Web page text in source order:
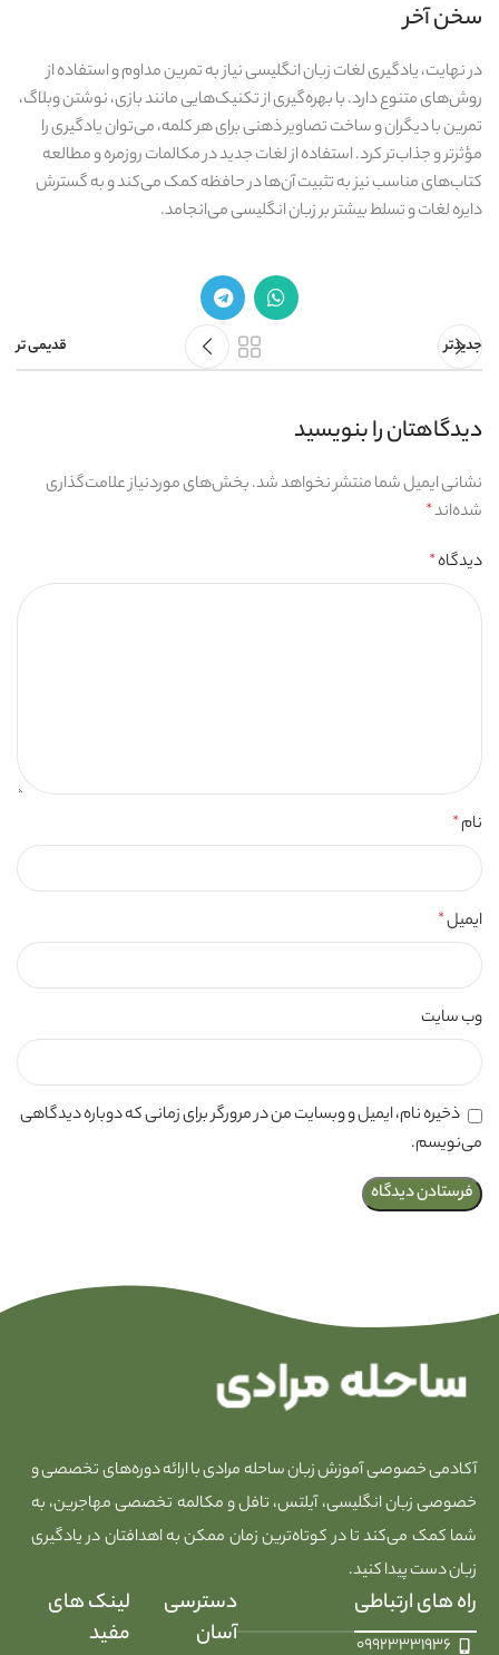
سخن آخر
در نهایت، یادگیری لغات زبان انگلیسی نیاز به تمرین مداوم و استفاده از
روش‌های متنوع دارد. با بهره‌گیری از تکنیک‌هایی مانند بازی، نوشتن وبلاگ،
تمرین با دیگران و ساخت تصاویر ذهنی برای هر کلمه، می‌توان یادگیری را
مؤثرتر و جذاب‌تر کرد. استفاده از لغات جدید در مکالمات روزمره و مطالعه
کتاب‌های مناسب نیز به تثبیت آن‌ها در حافظه کمک می‌کند و به گسترش
دایره لغات و تسلط بیشتر بر زبان انگلیسی می‌انجامد.
جدیدتر قدیمی تر
دیدگاهتان را بنویسید
نشانی ایمیل شما منتشر نخواهد شد.بخش‌های موردنیاز علامت‌گذاری
شده‌اند*
دیدگاه*
نام*
ایمیل*
وب‌ سایت
ذخیره نام، ایمیل و وبسایت من در مرورگر برای زمانی که دوباره دیدگاهی
می‌نویسم.
آکادمی خصوصی آموزش زبان ساحله مرادی با ارائه دوره‌های تخصصی و
خصوصی زبان انگلیسی، آیلتس، تافل و مکالمه تخصصی مهاجرین، به
شما کمک می‌کند تا در کوتاه‌ترین زمان ممکن به اهدافتان در یادگیری
زبان دست پیدا کنید.
راه های ارتباطی
۰۹۹۲۳۳۳۱۹۳۶
دسترسی
آسان
لینک های
مفید